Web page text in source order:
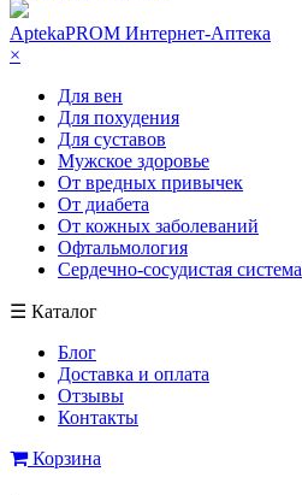
AptekaPROM Интернет-Аптека
×
Для вен
Для похудения
Для суставов
Мужское здоровье
От вредных привычек
От диабета
От кожных заболеваний
Офтальмология
Сердечно-сосудистая система
☰ Каталог
Блог
Доставка и оплата
Отзывы
Контакты
Корзина